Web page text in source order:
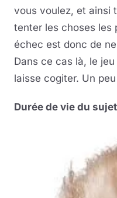
vous voulez, et ainsi
tenter les choses les
échec est donc de
Dans ce cas là, le
laisse cogiter. Un
Durée de vie du